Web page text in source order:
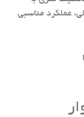
عملکرد مناسبی